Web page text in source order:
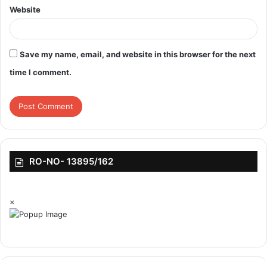
Website
Save my name, email, and website in this browser for the next
time I comment.
RO-NO- 13895/162
×